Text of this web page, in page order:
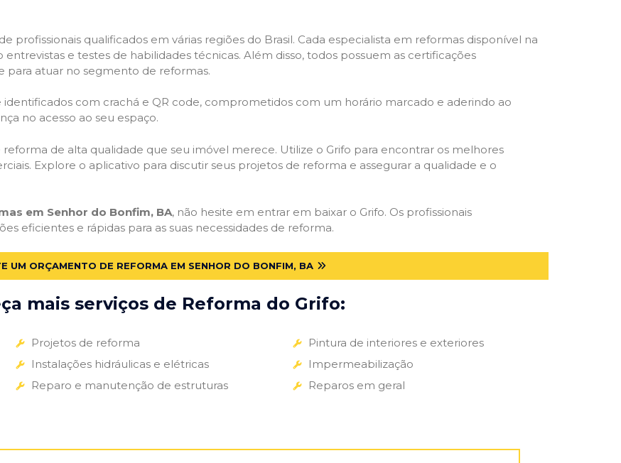
profissionais qualificados em várias regiões do Brasil. Cada especialista em reformas disponível na
e testes de habilidades técnicas. Além disso, todos possuem as certificações
para atuar no segmento de reformas.
identificados com crachá e QR code, comprometidos com um horário marcado e aderindo ao
no acesso ao seu espaço.
reforma de alta qualidade que seu imóvel merece. Utilize o Grifo para encontrar os melhores
Explore o aplicativo para discutir seus projetos de reforma e assegurar a qualidade e o
em Senhor do Bonfim, BA, não hesite em entrar em baixar o Grifo. Os profissionais
eficientes e rápidas para as suas necessidades de reforma.
UM ORÇAMENTO DE REFORMA EM SENHOR DO BONFIM, BA
mais serviços de Reforma do Grifo:
Projetos de reforma
Instalações hidráulicas e elétricas
Reparo e manutenção de estruturas
Pintura de interiores e exteriores
Impermeabilização
Reparos em geral